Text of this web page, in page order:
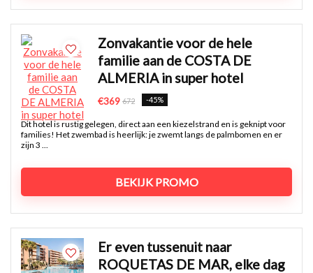
Zonvakantie voor de hele
familie aan de COSTA DE
ALMERIA in super hotel
€369 672 -45%
Dit hotel is rustig gelegen, direct aan een kiezelstrand en is geknipt voor
families! Het zwembad is heerlijk: je zwemt langs de palmbomen en er
zijn 3 ...
BEKIJK PROMO
Er even tussenuit naar
ROQUETAS DE MAR, elke dag